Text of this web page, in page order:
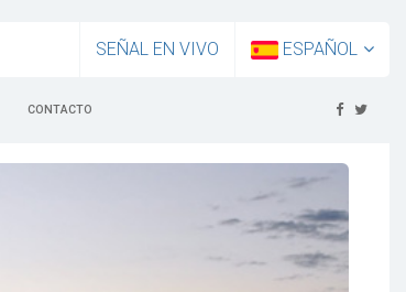
SEÑAL EN VIVO ESPAÑOL
CONTACTO